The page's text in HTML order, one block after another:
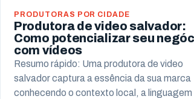
PRODUTORAS POR CIDADE
Produtora de video salvador:
Como potencializar seu
com vídeos
Resumo rápido: Uma produtora de video
salvador captura a essência da sua marca
conhecendo o contexto local, a linguagem